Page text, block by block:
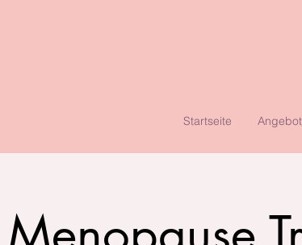
Startseite Angebot